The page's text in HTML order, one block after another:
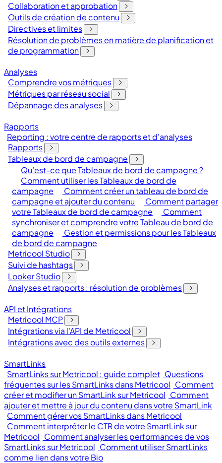
Collaboration et approbation
Outils de création de contenu
Directives et limites
Résolution de problèmes en matière de planification et
de programmation
Analyses
Comprendre vos métriques
Métriques par réseau social
Dépannage des analyses
Rapports
Reporting : votre centre de rapports et d'analyses
Rapports
Tableaux de bord de campagne
Qu’est-ce que Tableaux de bord de campagne ?
Comment utiliser les Tableaux de bord de
campagne
Comment créer un tableau de bord de
campagne et ajouter du contenu
Comment partager
votre Tableaux de bord de campagne
Comment
synchroniser et comprendre votre Tableau de bord de
campagne
Gestion et permissions pour les Tableaux
de bord de campagne
Metricool Studio
Suivi de hashtags
Looker Studio
Analyses et rapports : résolution de problèmes
API et Intégrations
Metricool MCP
Intégrations via l'API de Metricool
Intégrations avec des outils externes
SmartLinks
SmartLinks sur Metricool : guide complet Questions
fréquentes sur les SmartLinks dans Metricool Comment
créer et modifier un SmartLink sur Metricool Comment
ajouter et mettre à jour du contenu dans votre SmartLink
Comment gérer vos SmartLinks dans Metricool
Comment interpréter le CTR de votre SmartLink sur
Metricool Comment analyser les performances de vos
SmartLinks sur Metricool Comment utiliser SmartLinks
comme lien dans votre Bio